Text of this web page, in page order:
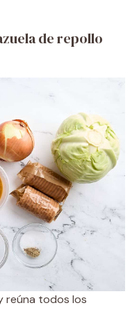
de repollo
reúna todos los